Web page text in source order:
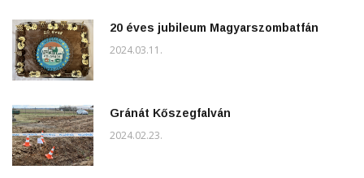
20 éves jubileum Magyarszombatfán
2024.03.11.
Gránát Kőszegfalván
2024.02.23.